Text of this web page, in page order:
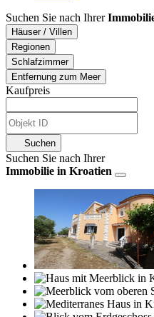
Suchen Sie nach Ihrer
Häuser / Villen
Regionen
Schlafzimmer
Entfernung zum Meer
Kaufpreis
Suchen
Suchen Sie nach Ihrer
Immobilie in Kroatien